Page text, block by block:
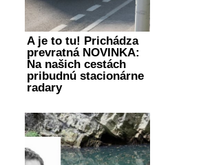
A je to tu! Prichádza
prevratná NOVINKA:
Na našich cestách
pribudnú stacionárne
radary